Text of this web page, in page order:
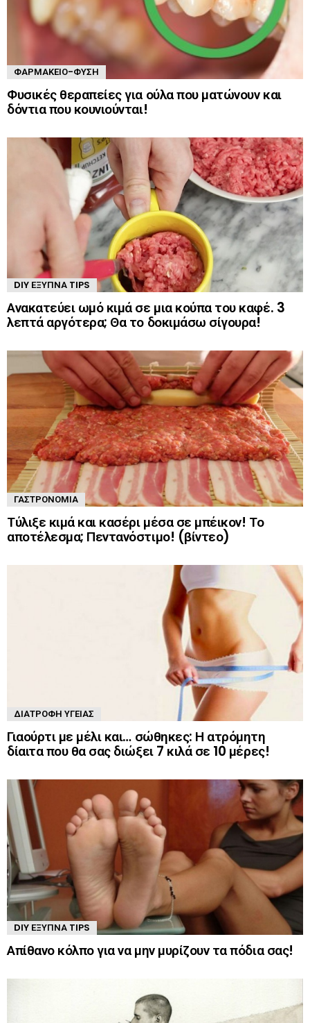
ΦΑΡΜΑΚΕΊΟ-ΦΎΣΗ
Φυσικές θεραπείες για ούλα που ματώνουν και
δόντια που κουνιούνται!
DIY ΈΞΥΠΝΑ TIPS
Ανακατεύει ωμό κιμά σε μια κούπα του καφέ. 3
λεπτά αργότερα; Θα το δοκιμάσω σίγουρα!
ΓΑΣΤΡΟΝΟΜΊΑ
Τύλιξε κιμά και κασέρι μέσα σε μπέικον! Το
αποτέλεσμα; Πεντανόστιμο! (βίντεο)
ΔΙΑΤΡΟΦΉ ΥΓΕΊΑΣ
Γιαούρτι με μέλι και… σώθηκες: Η ατρόμητη
δίαιτα που θα σας διώξει 7 κιλά σε 10 μέρες!
DIY ΈΞΥΠΝΑ TIPS
Απίθανο κόλπο για να μην μυρίζουν τα πόδια σας!